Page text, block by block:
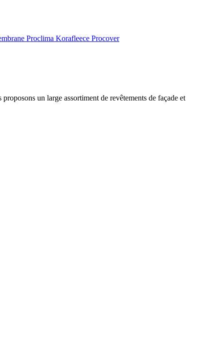
Proclima Korafleece Procover
un large assortiment de revêtements de façade et